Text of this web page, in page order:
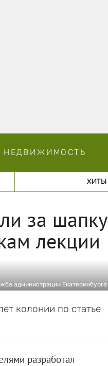
НЕДВИЖИМОСТЬ
ХИТЫ
за шапку
лекции
администрации Екатеринбурга
колонии по статье
разработал